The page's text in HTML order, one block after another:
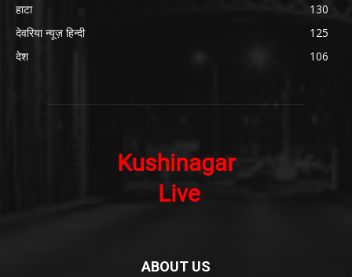
हाटा
130
देवरिया न्यूज़ हिन्दी
125
देश
106
ABOUT US